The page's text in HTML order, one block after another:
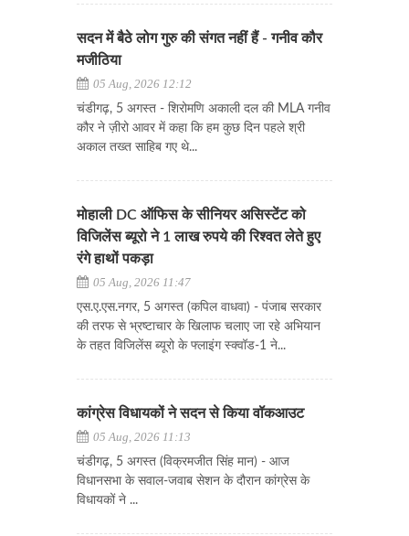
सदन में बैठे लोग गुरु की संगत नहीं हैं - गनीव कौर
मजीठिया
05 Aug, 2026 12:12
चंडीगढ़, 5 अगस्त - शिरोमणि अकाली दल की MLA गनीव
कौर ने ज़ीरो आवर में कहा कि हम कुछ दिन पहले श्री
अकाल तख्त साहिब गए थे...
मोहाली DC ऑफिस के सीनियर असिस्टेंट को
विजिलेंस ब्यूरो ने 1 लाख रुपये की रिश्वत लेते हुए
रंगे हाथों पकड़ा
05 Aug, 2026 11:47
एस.ए.एस.नगर, 5 अगस्त (कपिल वाधवा) - पंजाब सरकार
की तरफ से भ्रष्टाचार के खिलाफ चलाए जा रहे अभियान
के तहत विजिलेंस ब्यूरो के फ्लाइंग स्क्वॉड-1 ने...
कांग्रेस विधायकों ने सदन से किया वॉकआउट
05 Aug, 2026 11:13
चंडीगढ़, 5 अगस्त (विक्रमजीत सिंह मान) - आज
विधानसभा के सवाल-जवाब सेशन के दौरान कांग्रेस के
विधायकों ने ...